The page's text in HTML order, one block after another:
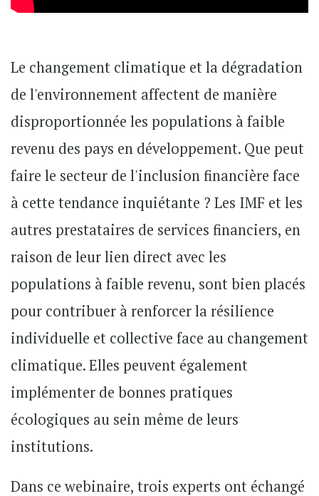
Le changement climatique et la dégradation
de l'environnement affectent de manière
disproportionnée les populations à faible
revenu des pays en développement. Que peut
faire le secteur de l'inclusion financière face
à cette tendance inquiétante ? Les IMF et les
autres prestataires de services financiers, en
raison de leur lien direct avec les
populations à faible revenu, sont bien placés
pour contribuer à renforcer la résilience
individuelle et collective face au changement
climatique. Elles peuvent également
implémenter de bonnes pratiques
écologiques au sein même de leurs
institutions.
Dans ce webinaire, trois experts ont échangé